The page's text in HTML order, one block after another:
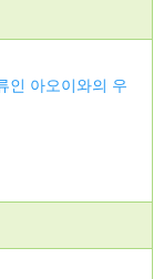
인 아오이와의 우